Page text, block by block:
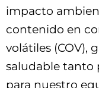
impacto
contenido en
volátiles (COV),
saludable tanto
para nuestro